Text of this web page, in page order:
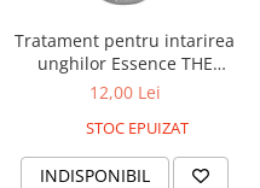
Tratament pentru intarirea
unghilor Essence THE
EXTREME NAIL HARDENER, 8
12,00 Lei
STOC EPUIZAT
INDISPONIBIL